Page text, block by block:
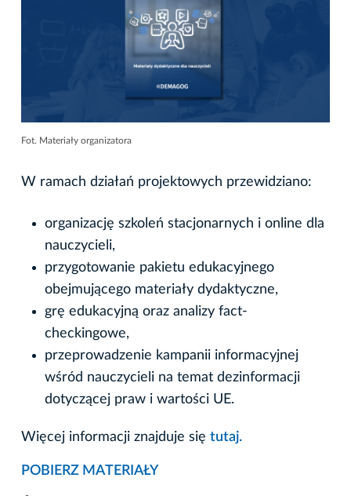
Fot. Materiały organizatora
W ramach działań projektowych przewidziano:
organizację szkoleń stacjonarnych i online dla
nauczycieli,
przygotowanie pakietu edukacyjnego
obejmującego materiały dydaktyczne,
grę edukacyjną oraz analizy fact-
checkingowe,
przeprowadzenie kampanii informacyjnej
wśród nauczycieli na temat dezinformacji
dotyczącej praw i wartości UE.
Więcej informacji znajduje się tutaj.
POBIERZ MATERIAŁY